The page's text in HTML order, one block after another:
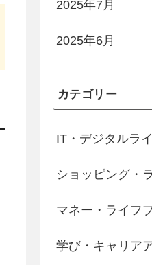
2025年7月
2025年6月
カテゴリー
IT・デジタルラ
ショッピング・
マネー・ライフ
学び・キャリア